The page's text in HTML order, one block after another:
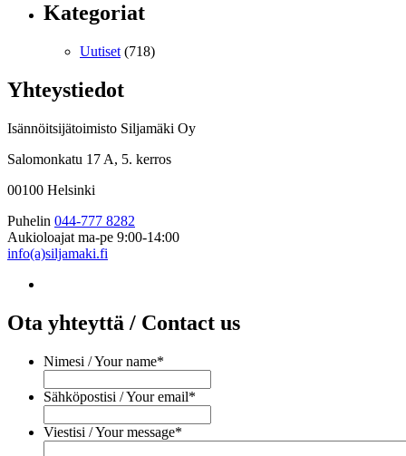
Kategoriat
Uutiset (718)
Yhteystiedot
Isännöitsijätoimisto Siljamäki Oy
Salomonkatu 17 A, 5. kerros
00100 Helsinki
Puhelin 044-777 8282
Aukioloajat ma-pe 9:00-14:00
info(a)siljamaki.fi
Ota yhteyttä / Contact us
Nimesi / Your name*
Sähköpostisi / Your email*
Viestisi / Your message*